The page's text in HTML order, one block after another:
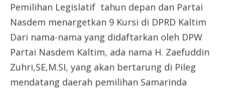
Pemilihan Legislatif tahun depan dan Partai
Nasdem menargetkan 9 Kursi di DPRD Kaltim
Dari nama-nama yang didaftarkan oleh DPW
Partai Nasdem Kaltim, ada nama H. Zaefuddin
Zuhri,SE,M.SI, yang akan bertarung di Pileg
mendatang daerah pemilihan Samarinda